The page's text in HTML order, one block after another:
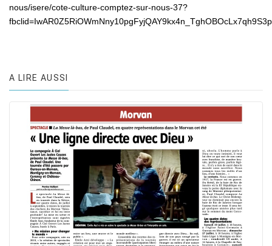
nous/isere/cote-culture-comptez-sur-nous-37?
A LIRE AUSSI